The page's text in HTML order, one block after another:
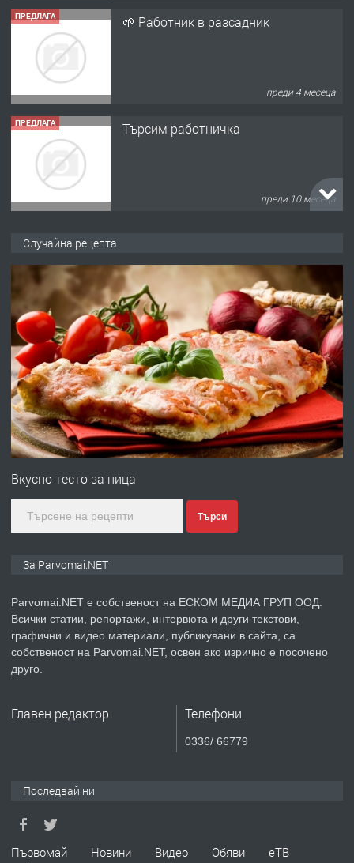
ПРЕДЛАГА 🌱 Работник в разсадник
преди 4 месеца
ПРЕДЛАГА Търсим работничка
преди 10 месеца
преди 1 година
ПРЕДЛАГА Работа за общи работници
преди 1 година
ПРЕДЛАГА
Първи поход "По стъпките на Ангел
преди 1 година
ПРЕДЛАГА Уроци по Математика
Случайна рецепта
Вкусно тесто за пица
Търси
За Parvomai.NET
Parvomai.NET е собственост на ЕСКОМ МЕДИА ГРУП ООД.
Всички статии, репортажи, интервюта и други текстови,
графични и видео материали, публикувани в сайта, са
собственост на Parvomai.NET, освен ако изрично е посочено
друго.
Главен редактор Телефони
0336/ 66779
Последвай ни
Първомай Новини Видео Обяви
еТВ